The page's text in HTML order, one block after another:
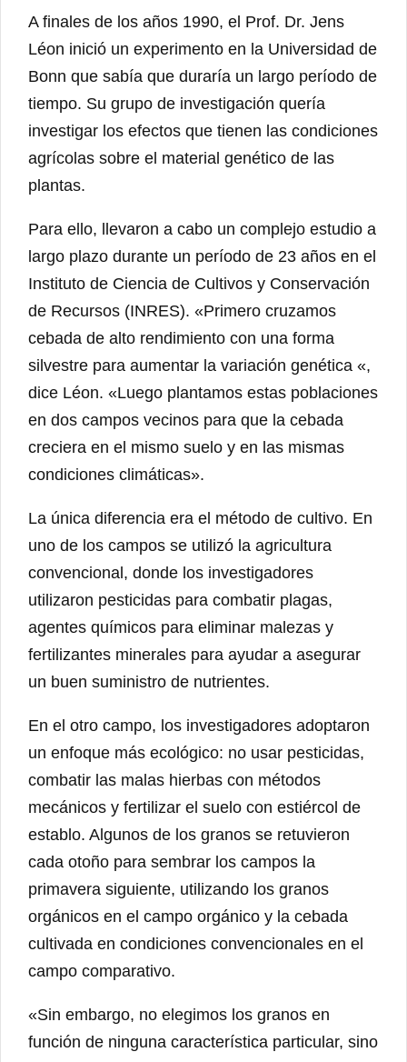
A finales de los años 1990, el Prof. Dr. Jens
Léon inició un experimento en la Universidad de
Bonn que sabía que duraría un largo período de
tiempo. Su grupo de investigación quería
investigar los efectos que tienen las condiciones
agrícolas sobre el material genético de las
plantas.
Para ello, llevaron a cabo un complejo estudio a
largo plazo durante un período de 23 años en el
Instituto de Ciencia de Cultivos y Conservación
de Recursos (INRES). «Primero cruzamos
cebada de alto rendimiento con una forma
silvestre para aumentar la variación genética «,
dice Léon. «Luego plantamos estas poblaciones
en dos campos vecinos para que la cebada
creciera en el mismo suelo y en las mismas
condiciones climáticas».
La única diferencia era el método de cultivo. En
uno de los campos se utilizó la agricultura
convencional, donde los investigadores
utilizaron pesticidas para combatir plagas,
agentes químicos para eliminar malezas y
fertilizantes minerales para ayudar a asegurar
un buen suministro de nutrientes.
En el otro campo, los investigadores adoptaron
un enfoque más ecológico: no usar pesticidas,
combatir las malas hierbas con métodos
mecánicos y fertilizar el suelo con estiércol de
establo. Algunos de los granos se retuvieron
cada otoño para sembrar los campos la
primavera siguiente, utilizando los granos
orgánicos en el campo orgánico y la cebada
cultivada en condiciones convencionales en el
campo comparativo.
«Sin embargo, no elegimos los granos en
función de ninguna característica particular, sino